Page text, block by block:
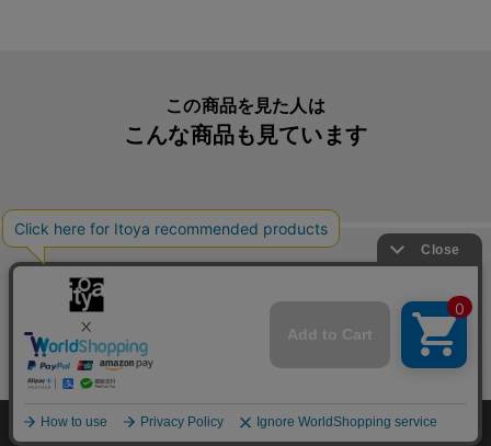
スカーフのレイアウト時は、中央に向かって繰り返し密集
して描かれることでグラデーションを成し、外側との境界
※こちらの商品は柄や革に個体差がございます。
柄はお選びいただけませんのでご了承くださいませ。
日本
リバティタグ
メーカー品番
NBIBM13
この商品を見た人は
こんな商品も見ています
こんな商品も買っています
Copyright©伊東屋 All Rights Reserved.